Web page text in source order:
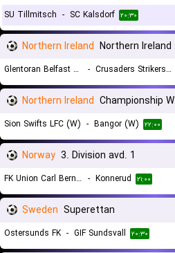
SU Tillmitsch - SC Kalsdorf ۲۰:۳۰
Northern Ireland Northern Ireland Premier League Women
Glentoran Belfast United (W) - Crusaders Strikers FC (W)
Northern Ireland Championship Women
Sion Swifts LFC (W) - Bangor (W) ۲۲:۰۰
Norway 3. Division avd. 1
FK Union Carl Berner - Konnerud ۲۱:۰۰
Sweden Superettan
Ostersunds FK - GIF Sundsvall ۲۰:۳۰